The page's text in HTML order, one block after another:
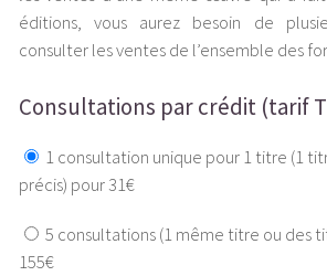
éditions, vous aurez besoin de
consulter les ventes de l’ensemble des
Consultations par crédit (tarif
1 consultation unique pour 1 titre (1
précis) pour 31€
5 consultations (1 même titre ou des
155€